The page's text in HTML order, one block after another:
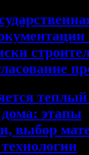
дома: этапы
выбор